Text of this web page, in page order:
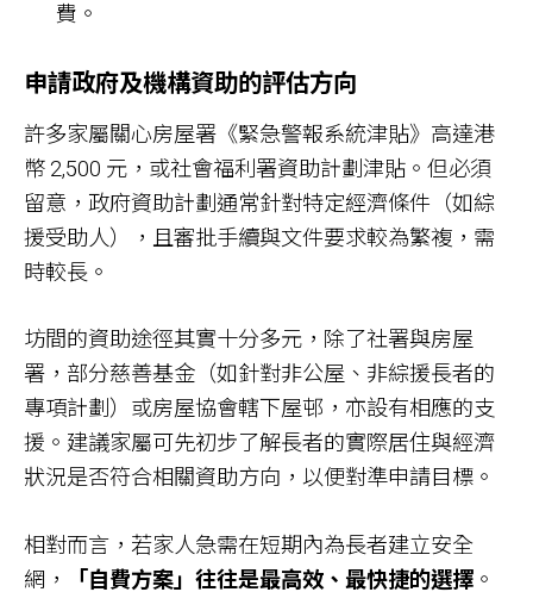
費。
申請政府及機構資助的評估方向
許多家屬關心房屋署《緊急警報系統津貼》高達港
幣 2,500 元，或社會福利署資助計劃津貼。但必須
留意，政府資助計劃通常針對特定經濟條件（如綜
援受助人），且審批手續與文件要求較為繁複，需
時較長。
坊間的資助途徑其實十分多元，除了社署與房屋
署，部分慈善基金（如針對非公屋、非綜援長者的
專項計劃）或房屋協會轄下屋邨，亦設有相應的支
援。建議家屬可先初步了解長者的實際居住與經濟
狀況是否符合相關資助方向，以便對準申請目標。
相對而言，若家人急需在短期內為長者建立安全
網，
「自費方案」往往是最高效、最快捷的選擇 。